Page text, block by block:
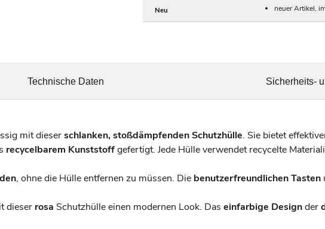
Neu neuer Artikel,
mit dieserschlanken, stoßdämpfenden Schutzhülle. Sie bietet
recycelbarem Kunststoffgefertigt. Jede Hülle verwendet recycelte
, ohne die Hülle entfernen zu müssen. Die benutzerfreundlichen Tasten
dieser rosa Schutzhülle einen modernen Look. Das einfarbige Designder
Technische Daten Sicherheits-